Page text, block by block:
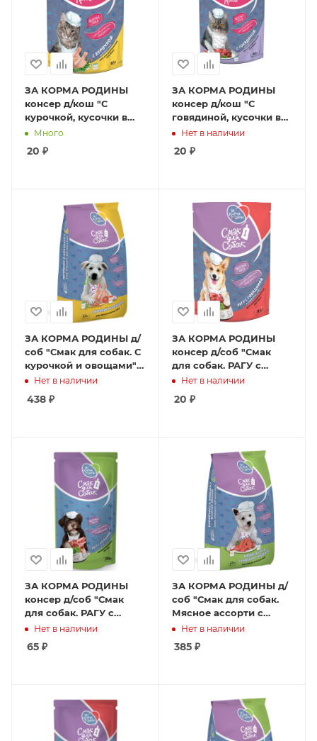
ЗА КОРМА РОДИНЫ
консер д/кош "С
курочкой, кусочки в
соусе" 0,085 кг
Много
20 ₽
ЗА КОРМА РОДИНЫ
консер д/кош "С
говядиной, кусочки в
соусе" 0,085 кг
Нет в наличии
20 ₽
ЗА КОРМА РОДИНЫ д/
соб "Смак для собак. С
курочкой и овощами"
2,2 кг
Нет в наличии
438 ₽
ЗА КОРМА РОДИНЫ
консер д/соб "Смак
для собак. РАГУ с
говядиной в
0,085 кг
Нет в наличии
20 ₽
ЗА КОРМА РОДИНЫ
консер д/соб "Смак
для собак. РАГУ с
барашком соусе" 0,3 кг
Нет в наличии
65 ₽
ЗА КОРМА РОДИНЫ д/
соб "Смак для собак.
Мясное ассорти с
курицей и говядиной"
2,2 кг
Нет в наличии
385₽